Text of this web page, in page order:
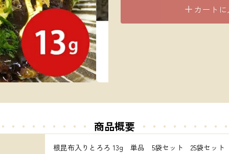
カートに
・・・・・・・・ 商品概要 ・・・・・ ・・・
根昆布入りとろろ 13g　単品　5袋セット　25袋セット